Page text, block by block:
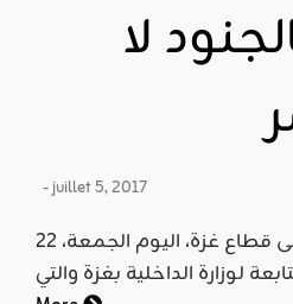
لا
- juillet 5, 2017
الخبر: نشرت وكالة الأناضول الخبر التالي "بتصرف": أرسلت مصر إلى قطاع غزة، اليوم الجمعة، 22